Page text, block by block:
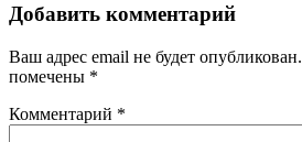
Добавить комментарий
Ваш адрес email не будет опубликован.
помечены *
Комментарий *